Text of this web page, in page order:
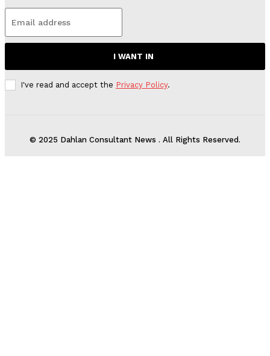
I WANT IN
I've read and accept the Privacy Policy.
© 2025 Dahlan Consultant News . All Rights Reserved.